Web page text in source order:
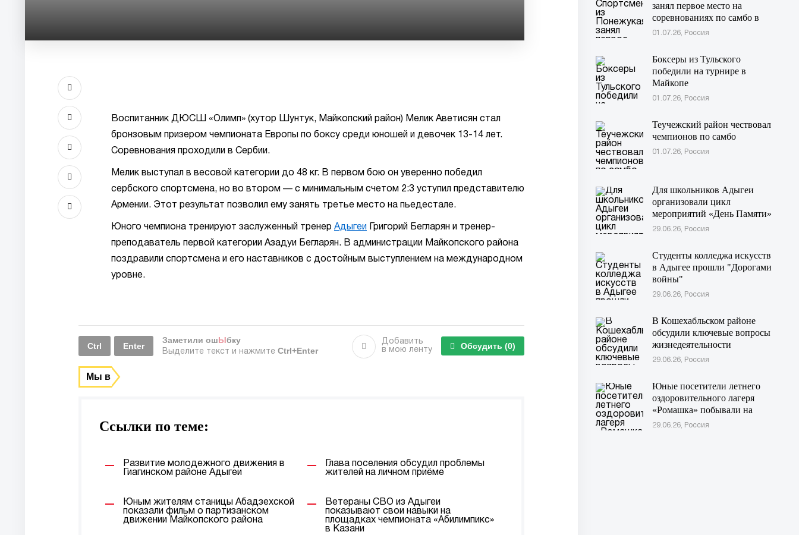
Воспитанник ДЮСШ «Олимп» (хутор Шунтук, Майкопский район) Мелик Аветисян стал
бронзовым призером чемпионата Европы по боксу среди юношей и девочек 13-14 лет.
Соревнования проходили в Сербии.
Мелик выступал в весовой категории до 48 кг. В первом бою он уверенно победил
сербского спортсмена, но во втором — с минимальным счетом 2:3 уступил представителю
Армении. Этот результат позволил ему занять третье место на пьедестале.
Юного чемпиона тренируют заслуженный тренер Адыгеи
Григорий Бегларян и тренер-
преподаватель первой категории Азадуи Бегларян. В администрации Майкопского района
поздравили спортсмена и его наставников с достойным выступлением на международном
уровне.
Ctrl Enter
Заметили ошЫбку
Выделите текст и нажмите Ctrl+Enter
Добавить
в мою ленту
Обсудить (0)
Мы в
Ссылки по теме:
Развитие молодежного движения в
Гиагинском районе Адыгеи
Глава поселения обсудил проблемы
жителей на личном приёме
Юным жителям станицы Абадзехской
показали фильм о партизанском
движении Майкопского района
Ветераны СВО из Адыгеи
показывают свои навыки на
площадках чемпионата «Абилимпикс»
в Казани
занял первое место на
соревнованиях по самбо в
Московской области
01.07.26, Россия
Боксеры из Тульского
победили на турнире в
Майкопе
01.07.26, Россия
Теучежский район чествовал
чемпионов по самбо
01.07.26, Россия
Для школьников Адыгеи
организовали цикл
мероприятий «День Памяти»
29.06.26, Россия
Студенты колледжа искусств
в Адыгее прошли "Дорогами
войны"
29.06.26, Россия
В Кошехабльском районе
обсудили ключевые вопросы
жизнедеятельности
муниципалитета
29.06.26, Россия
Юные посетители летнего
оздоровительного лагеря
«Ромашка» побывали на
экскурсии в Дондуковском
29.06.26, Россия